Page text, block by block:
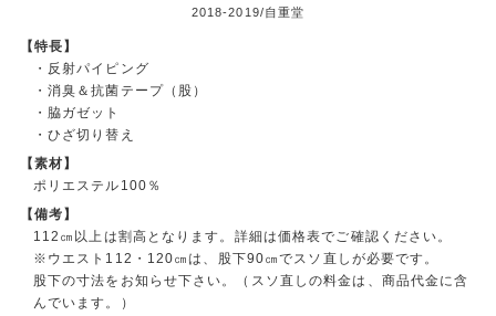
2018-2019/自重堂
【特長】
・反射パイピング
・消臭＆抗菌テープ（股）
・脇ガゼット
・ひざ切り替え
【素材】
ポリエステル100％
【備考】
112㎝以上は割高となります。詳細は価格表でご確認ください。
※ウエスト112・120㎝は、股下90㎝でスソ直しが必要です。
股下の寸法をお知らせ下さい。（スソ直しの料金は、商品代金に含
んでいます。）